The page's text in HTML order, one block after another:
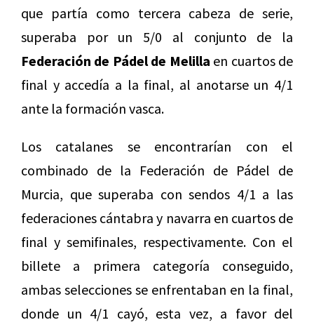
que partía como tercera cabeza de serie,
superaba por un 5/0 al conjunto de la
Federación de Pádel de Melilla en cuartos de
final y accedía a la final, al anotarse un 4/1
ante la formación vasca.
Los catalanes se encontrarían con el
combinado de la Federación de Pádel de
Murcia, que superaba con sendos 4/1 a las
federaciones cántabra y navarra en cuartos de
final y semifinales, respectivamente. Con el
billete a primera categoría conseguido,
ambas selecciones se enfrentaban en la final,
donde un 4/1 cayó, esta vez, a favor del